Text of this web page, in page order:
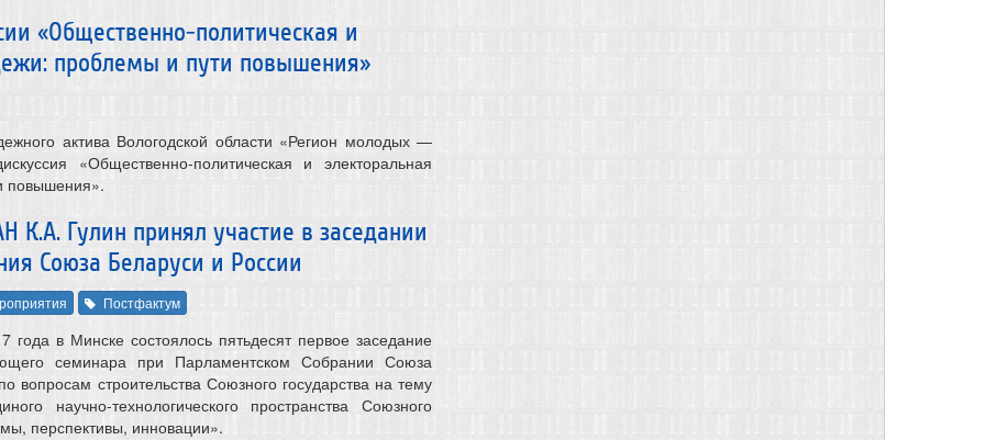
«Общественно-политическая и
проблемы и пути повышения»
актива Вологодской области «Регион молодых —
«Общественно-политическая и электоральная
повышения».
К.А. Гулин принял участие в заседании
Союза Беларуси и России
Постфактум
года в Минске состоялось пятьдесят первое заседание
семинара при Парламентском Собрании Союза
вопросам строительства Союзного государства на тему
научно-технологического пространства Союзного
перспективы, инновации».